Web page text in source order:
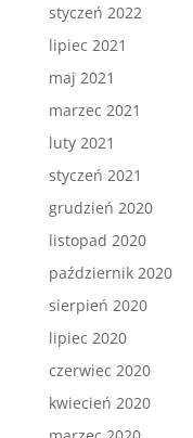
styczeń 2022
lipiec 2021
maj 2021
marzec 2021
luty 2021
styczeń 2021
grudzień 2020
listopad 2020
październik 2020
sierpień 2020
lipiec 2020
czerwiec 2020
kwiecień 2020